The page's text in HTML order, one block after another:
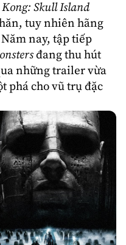
Kong: Skull Island
tuy nhiên hãng
nay, tập tiếp
đang thu hút
những trailer vừa
phá cho vũ trụ đặc